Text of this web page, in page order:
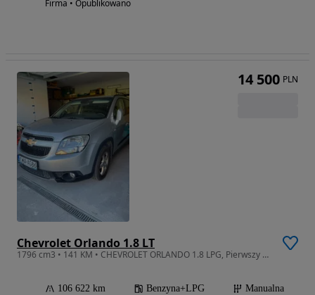
Firma • Opublikowano
Chevrolet Orlando 1.8 LT
1796 cm3 • 141 KM • CHEVROLET ORLANDO 1.8 LPG, Pierwszy właściciel, salon Polska
106 622 km Benzyna+LPG
Manualna
14 500 PLN